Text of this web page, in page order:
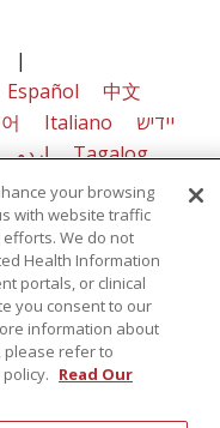
|
Español
中文
Italiano
יידיש
اردو
Tagalog
- 1270 Belmont
NY 12308
of Trinity Health
your browsing
with website traffic
We do not
Health Information
portals, or clinical
you consent to our
information about
please refer to
Read Our